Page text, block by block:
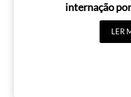
internação
LER